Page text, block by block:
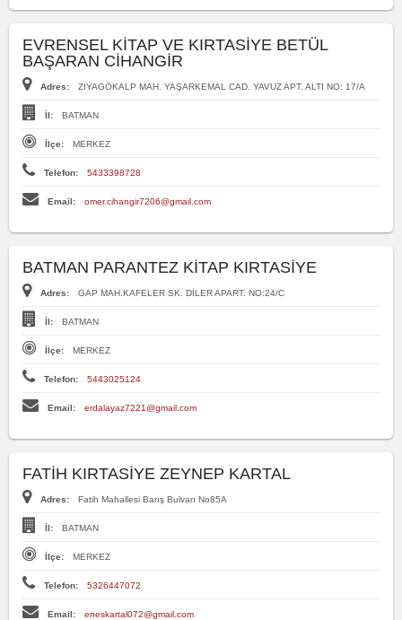
EVRENSEL KİTAP VE KIRTASİYE BETÜL
BAŞARAN CİHANGİR
Adres: ZİYAGÖKALP MAH. YAŞARKEMAL CAD. YAVUZ APT. ALTI NO: 17/A
İl: BATMAN
İlçe: MERKEZ
Telefon: 5433398728
Email: omer.cihangir7206@gmail.com
BATMAN PARANTEZ KİTAP KIRTASİYE
Adres: GAP MAH.KAFELER SK. DİLER APART. NO:24/C
İl: BATMAN
İlçe: MERKEZ
Telefon: 5443025124
Email: erdalayaz7221@gmail.com
FATİH KIRTASİYE ZEYNEP KARTAL
Adres: Fatih Mahallesi Barış Bulvarı No85A
İl: BATMAN
İlçe: MERKEZ
Telefon: 5326447072
Email: eneskartal072@gmail.com